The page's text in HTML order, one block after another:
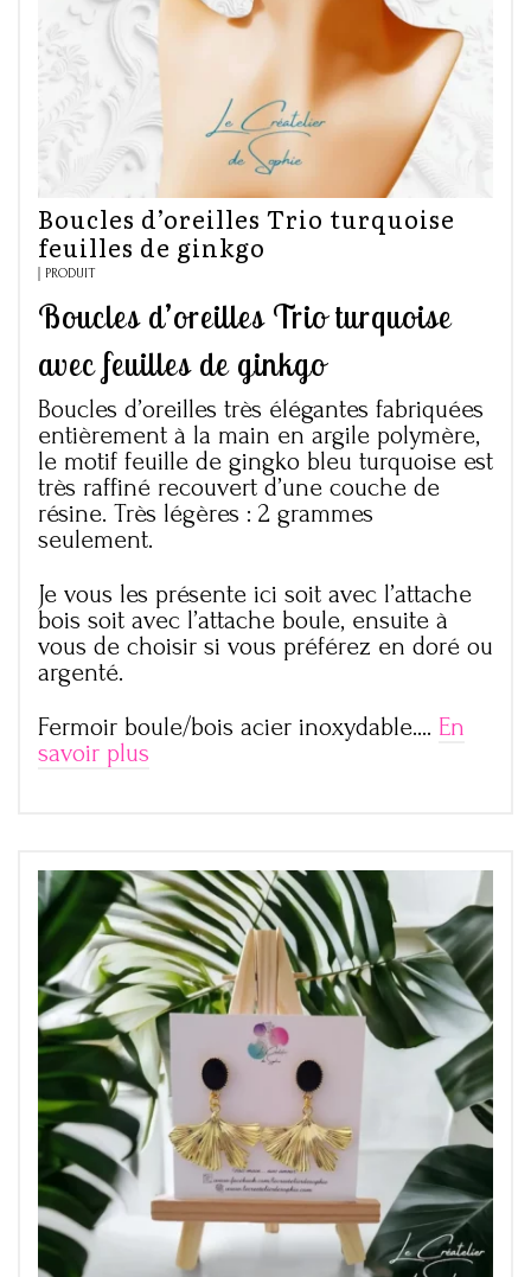
Boucles d’oreilles Trio turquoise
feuilles de ginkgo
PRODUIT
Boucles d’oreilles Trio turquoise
avec feuilles de ginkgo
Boucles d’oreilles très élégantes fabriquées
entièrement à la main en argile polymère,
le motif feuille de gingko bleu turquoise est
très raffiné recouvert d’une couche de
résine. Très légères : 2 grammes
seulement.
Je vous les présente ici soit avec l’attache
bois soit avec l’attache boule, ensuite à
vous de choisir si vous préférez en doré ou
argenté.
Fermoir boule/bois acier inoxydable.… En
savoir plus